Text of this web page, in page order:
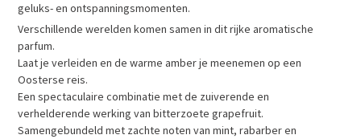
geluks- en ontspanningsmomenten.
Verschillende werelden komen samen in dit rijke aromatische
parfum.
Laat je verleiden en de warme amber je meenemen op een
Oosterse reis.
Een spectaculaire combinatie met de zuiverende en
verhelderende werking van bitterzoete grapefruit.
Samengebundeld met zachte noten van mint, rabarber en